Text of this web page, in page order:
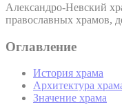
Александро-Невский
православных храмов,
Оглавление
История храма
Архитектура
Значение храма